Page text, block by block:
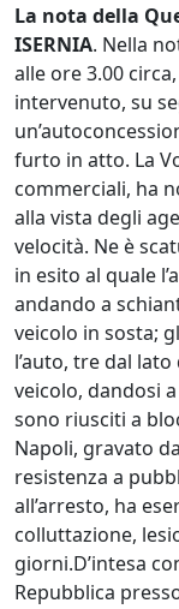
La nota della
ISERNIA. Nella
alle ore 3.00 circa,
intervenuto, su
furto in atto. La
commerciali, ha
alla vista degli
velocità. Ne è
in esito al quale
andando a
veicolo in sosta;
l’auto, tre dal
veicolo, dandosi
sono riusciti a
Napoli, gravato
resistenza a
all’arresto, ha
colluttazione,
giorni.D’intesa
Repubblica